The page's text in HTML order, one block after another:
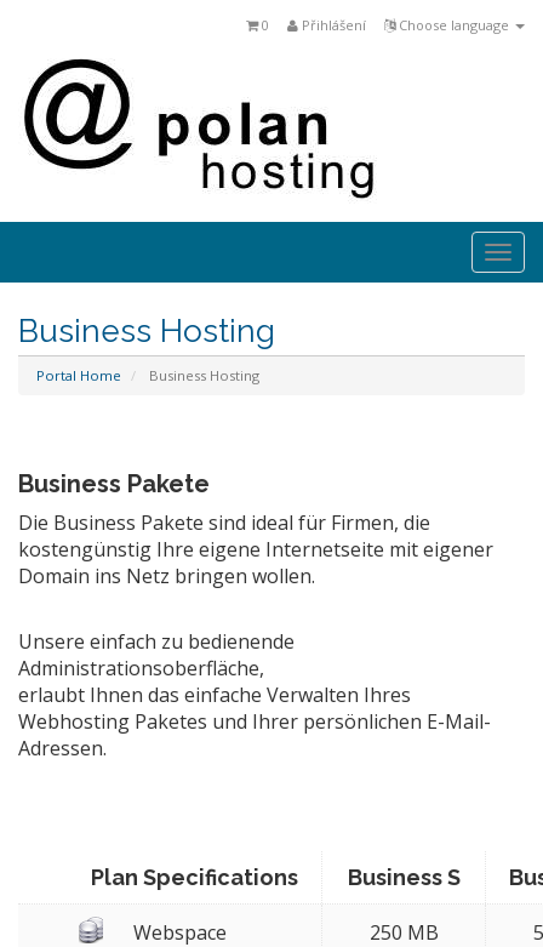
Choose language
Přihlášení
0
Business Hosting
Portal Home Business Hosting
Business Pakete
Die Business Pakete sind ideal für Firmen, die
kostengünstig Ihre eigene Internetseite mit eigener
Domain ins Netz bringen wollen.
Unsere einfach zu bedienende
Administrationsoberfläche,
erlaubt Ihnen das einfache Verwalten Ihres
Webhosting Paketes und Ihrer persönlichen E-Mail-
Adressen.
Plan Specifications Business S
Webspace 250 MB